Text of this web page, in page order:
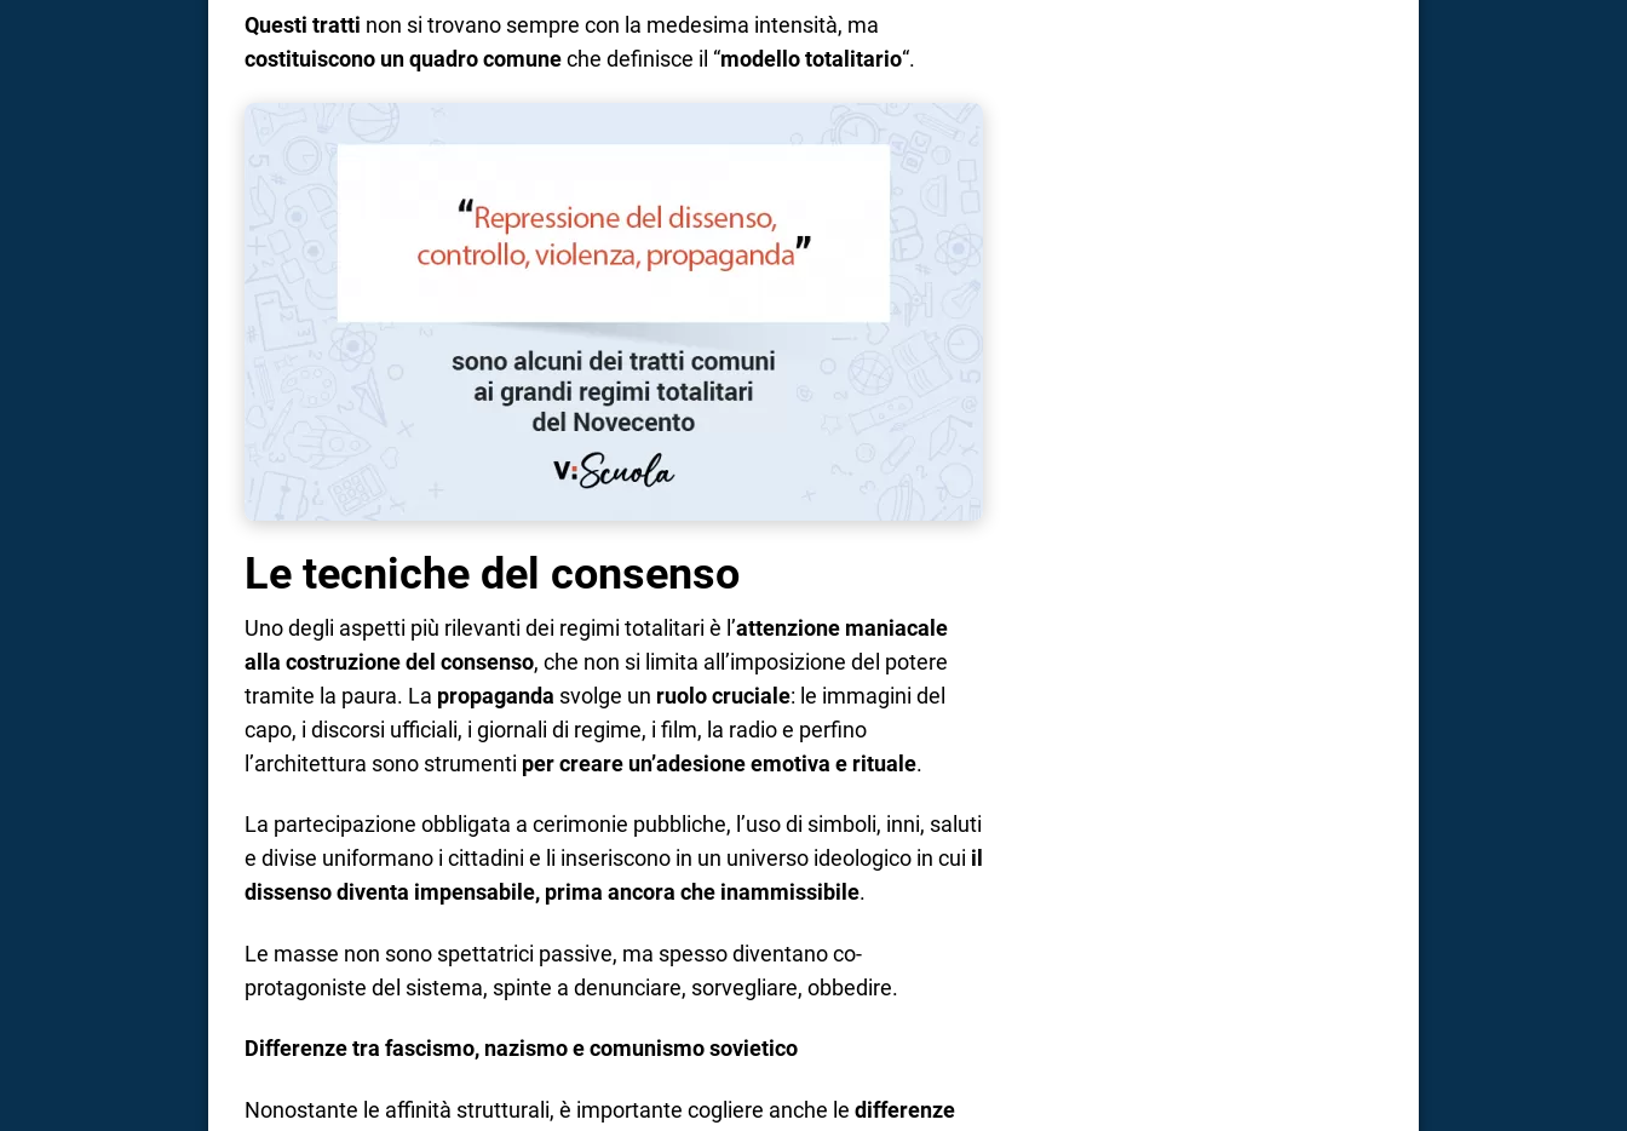
Questi tratti non si trovano sempre con la medesima intensità, ma
costituiscono un quadro comuneche definisce il “modello totalitario“.
Le tecniche del consenso
Uno degli aspetti più rilevanti dei regimi totalitari è l’attenzione maniacale
alla costruzione del consenso, che non si limita all’imposizione del potere
tramite la paura. La propaganda svolge un ruolo cruciale: le immagini del
capo, i discorsi ufficiali, i giornali di regime, i film, la radio e perfino
l’architettura sono strumenti per creare un’adesione emotiva e rituale.
La partecipazione obbligata a cerimonie pubbliche, l’uso di simboli, inni, saluti
e divise uniformano i cittadini e li inseriscono in un universo ideologico in cui il
dissenso diventa impensabile, prima ancora che inammissibile.
Le masse non sono spettatrici passive, ma spesso diventano co-
protagoniste del sistema, spinte a denunciare, sorvegliare, obbedire.
Differenze tra fascismo, nazismo e comunismo sovietico
Nonostante le affinità strutturali, è importante cogliere anche le differenze